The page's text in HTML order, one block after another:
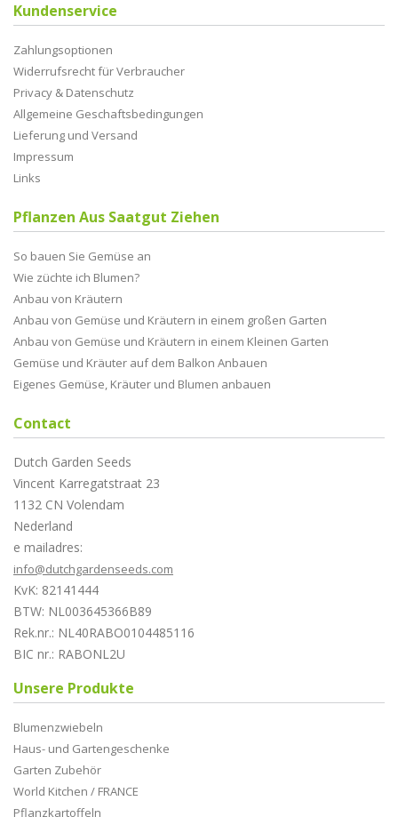
Kundenservice
Zahlungsoptionen
Widerrufsrecht für Verbraucher
Privacy & Datenschutz
Allgemeine Geschaftsbedingungen
Lieferung und Versand
Impressum
Links
Pflanzen Aus Saatgut Ziehen
So bauen Sie Gemüse an
Wie züchte ich Blumen?
Anbau von Kräutern
Anbau von Gemüse und Kräutern in einem großen Garten
Anbau von Gemüse und Kräutern in einem Kleinen Garten
Gemüse und Kräuter auf dem Balkon Anbauen
Eigenes Gemüse, Kräuter und Blumen anbauen
Contact
Dutch Garden Seeds
Vincent Karregatstraat 23
1132 CN Volendam
Nederland
e mailadres:
info@dutchgardenseeds.com
KvK: 82141444
BTW: NL003645366B89
Rek.nr.: NL40RABO0104485116
BIC nr.: RABONL2U
Unsere Produkte
Blumenzwiebeln
Haus- und Gartengeschenke
Garten Zubehör
World Kitchen / FRANCE
Pflanzkartoffeln